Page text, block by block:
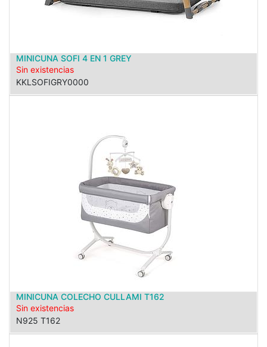
MINICUNA SOFI 4 EN 1 GREY
Sin existencias
KKLSOFIGRY0000
MINICUNA COLECHO CULLAMI T162
Sin existencias
N925 T162